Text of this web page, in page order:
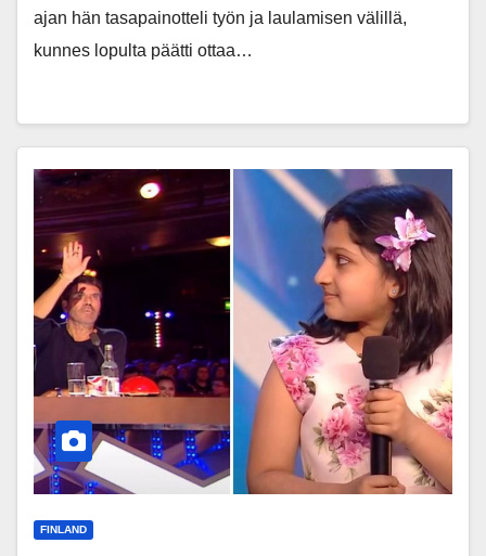
ajan hän tasapainotteli työn ja laulamisen välillä,
kunnes lopulta päätti ottaa…
FINLAND